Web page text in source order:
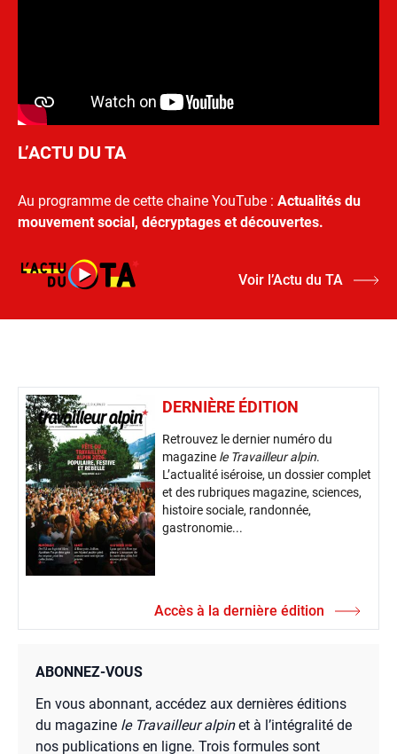
L’ACTU DU TA
Au programme de cette chaine YouTube : Actualités du
mouvement social, décryptages et découvertes.
Voir l’Actu du TA
DERNIÈRE ÉDITION
Retrouvez le dernier numéro du
magazine le Travailleur alpin.
L’actualité iséroise, un dossier complet
et des rubriques magazine, sciences,
histoire sociale, randonnée,
gastronomie...
Accès à la dernière édition
ABONNEZ-VOUS
En vous abonnant, accédez aux dernières éditions
du magazine le Travailleur alpinet à l’intégralité de
nos publications en ligne. Trois formules sont